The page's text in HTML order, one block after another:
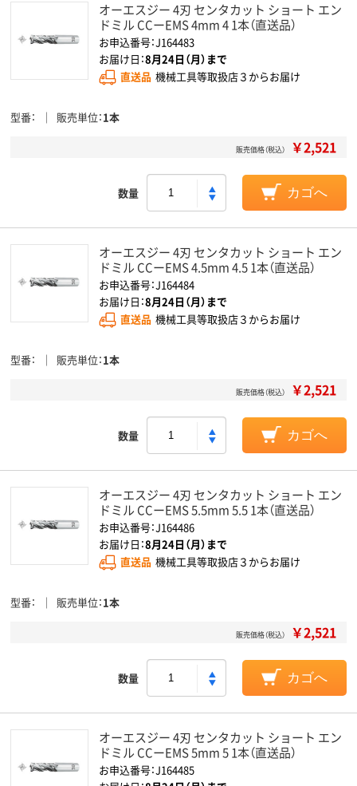
オーエスジー 4刃 センタカット ショート エン
ドミル CCーEMS 4mm 4 1本（直送品）
お申込番号：J164483
お届け日：8月24日（月）まで
直送品 機械工具等取扱店３からお届け
型番 販売単位 1本
販売価格（税込） ￥2,521
数量 カゴへ
オーエスジー 4刃 センタカット ショート エン
ドミル CCーEMS 4.5mm 4.5 1本（直送品）
お申込番号：J164484
お届け日：8月24日（月）まで
直送品 機械工具等取扱店３からお届け
型番 販売単位 1本
販売価格（税込） ￥2,521
数量 カゴへ
オーエスジー 4刃 センタカット ショート エン
ドミル CCーEMS 5.5mm 5.5 1本（直送品）
お申込番号：J164486
お届け日：8月24日（月）まで
直送品 機械工具等取扱店３からお届け
型番 販売単位 1本
販売価格（税込） ￥2,521
数量 カゴへ
オーエスジー 4刃 センタカット ショート エン
ドミル CCーEMS 5mm 5 1本（直送品）
お申込番号：J164485